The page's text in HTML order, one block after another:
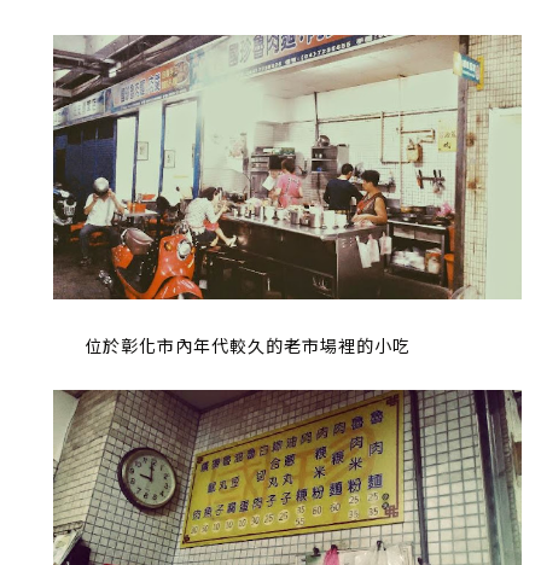
位於彰化市內年代較久的老市場裡的小吃